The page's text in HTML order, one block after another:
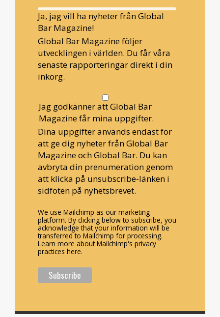
Ja, jag vill ha nyheter från Global
Bar Magazine!
Global Bar Magazine följer
utvecklingen i världen. Du får våra
senaste rapporteringar direkt i din
inkorg.
Jag godkänner att Global Bar
Magazine får mina uppgifter.
Dina uppgifter används endast för
att ge dig nyheter från Global Bar
Magazine och Global Bar. Du kan
avbryta din prenumeration genom
att klicka på unsubscribe-länken i
sidfoten på nyhetsbrevet.
We use Mailchimp as our marketing
platform. By clicking below to subscribe, you
acknowledge that your information will be
transferred to Mailchimp for processing.
Learn more about Mailchimp's privacy
practices here.